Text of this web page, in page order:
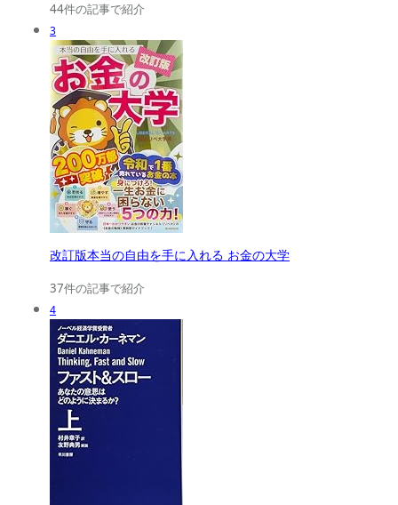
44件の記事で紹介
3
改訂版本当の自由を手に入れる お金の大学
37件の記事で紹介
4